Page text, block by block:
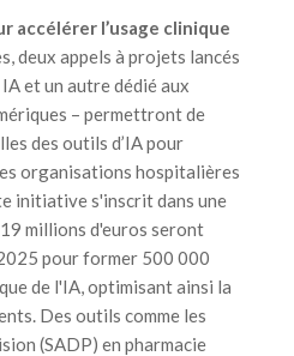
accélérer l’usage clinique
deux appels à projets lancés
et un autre dédié aux
– permettront de
des outils d’IA pour
organisations hospitalières
initiative s'inscrit dans une
millions d'euros seront
pour former 500 000
de l'IA, optimisant ainsi la
Des outils comme les
(SADP) en pharmacie